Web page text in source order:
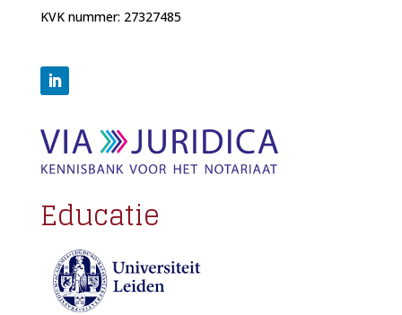
KVK nummer: 27327485
Educatie